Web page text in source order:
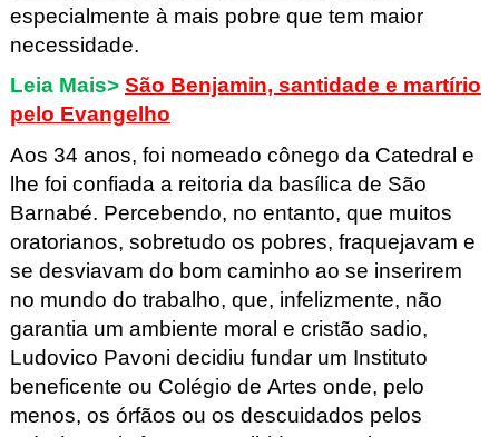
especialmente à mais pobre que tem maior
necessidade.
Leia Mais> São Benjamin, santidade e martírio
pelo Evangelho
Aos 34 anos, foi nomeado cônego da Catedral e
lhe foi confiada a reitoria da basílica de São
Barnabé. Percebendo, no entanto, que muitos
oratorianos, sobretudo os pobres, fraquejavam e
se desviavam do bom caminho ao se inserirem
no mundo do trabalho, que, infelizmente, não
garantia um ambiente moral e cristão sadio,
Ludovico Pavoni decidiu fundar um Instituto
beneficente ou Colégio de Artes onde, pelo
menos, os órfãos ou os descuidados pelos